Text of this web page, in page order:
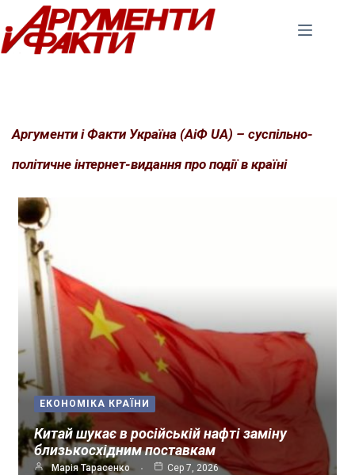
Перейти
до
вмісту
Аргументи і Факти Україна (АіФ UA) – суспільно-
політичне інтернет-видання про події в країні
ЕКОНОМІКА КРАЇНИ
Китай шукає в російській нафті заміну
близькосхідним поставкам
Марія Тарасенко Сер 7, 2026